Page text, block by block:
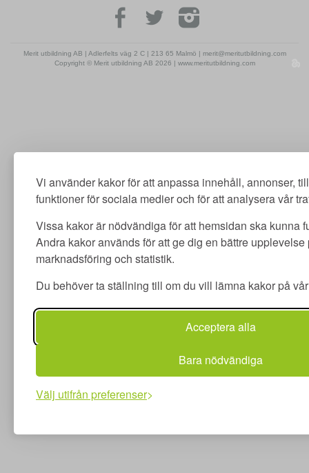
Vi använder kakor för att anpassa innehåll, annonser,
funktioner för sociala medier och för att analysera vår
Vissa kakor är nödvändiga för att hemsidan ska kunna
Andra kakor används för att ge dig en bättre
marknadsföring och statistik.
Du behöver ta ställning till om du vill lämna kakor på
Acceptera alla
Bara nödvändiga
Välj utifrån preferenser
Merit utbildning AB | Adlerfelts väg 2 C | 213 65 Malmö | merit@meritutbildning.com
Copyright © Merit utbildning AB 2026 | www.meritutbildning.com